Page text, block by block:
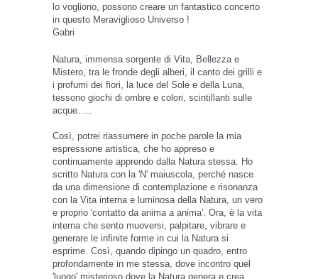
lo vogliono, possono creare un fantastico concerto
in questo Meraviglioso Universo !
Gabri
Natura, immensa sorgente di Vita, Bellezza e
Mistero, tra le fronde degli alberi, il canto dei grilli e
i profumi dei fiori, la luce del Sole e della Luna,
tessono giochi di ombre e colori, scintillanti sulle
acque…..
Così, potrei riassumere in poche parole la mia
espressione artistica, che ho appreso e
continuamente apprendo dalla Natura stessa. Ho
scritto Natura con la 'N' maiuscola, perché nasce
da una dimensione di contemplazione e risonanza
con la Vita interna e luminosa della Natura, un vero
e proprio 'contatto da anima a anima'. Ora, è la vita
interna che sento muoversi, palpitare, vibrare e
generare le infinite forme in cui la Natura si
esprime. Così, quando dipingo un quadro, entro
profondamente in me stessa, dove incontro quel
'luogo' misterioso dove la Natura genera e crea.